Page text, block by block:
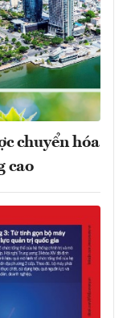
chuyển hóa
cao